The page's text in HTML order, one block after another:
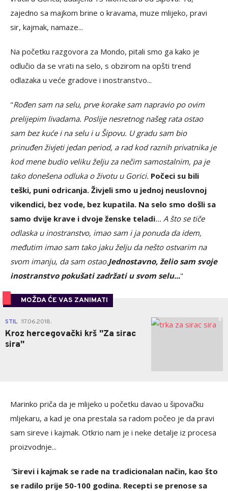
zajedno sa majkom brine o kravama, muze mlijeko, pravi
sir, kajmak, namaze...
Na početku razgovora za Mondo, pitali smo ga kako je
odlučio da se vrati na selo, s obzirom na opšti trend
odlazaka u veće gradove i inostranstvo...
"Rođen sam na selu, prve korake sam napravio po ovim
prelijepim livadama. Poslije nesretnog našeg rata ostao
sam bez kuće i na selu i u Šipovu. U gradu sam bio
prinuđen živjeti jedan period, a rad kod raznih privatnika je
kod mene budio veliku želju za nečim samostalnim, pa je
tako donešena odluka o životu u Gorici. Počeci su bili
teški, puni odricanja. Živjeli smo u jednoj neuslovnoj
vikendici, bez vode, bez kupatila. Na selo smo došli sa
samo dvije krave i dvoje ženske teladi... A što se tiče
odlaska u inostranstvo, imao sam i ja ponuda da idem,
međutim imao sam tako jaku želju da nešto ostvarim na
svom imanju, da sam ostao.Jednostavno, želio sam svoje
inostranstvo pokušati zadržati u svom selu..."
MOŽDA ĆE VAS ZANIMATI
STIL 17.06.2018.
Kroz hercegovački krš ''Za sirac
sira''
0
Marinko priča da je mlijeko u početku davao u šipovačku
mljekaru, a kad je ona prestala sa radom počeo je da pravi
sam sireve i kajmak. Otkrio nam je i neke detalje iz procesa
proizvodnje...
"Sirevi i kajmak se rade na tradicionalan način, kao što
se radilo prije 50-100 godina. Recepti se prenose sa